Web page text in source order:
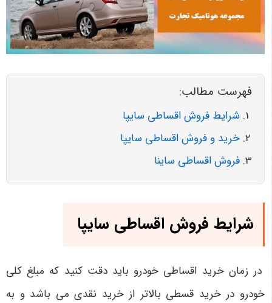
فهرست مطالب:
شرایط فروش اقساطی سایپا
خرید و فروش اقساطی سایپا
فروش اقساطی ساینا
شرایط فروش اقساطی سایپا
در زمان خرید اقساطی خودرو باید دقت کنید که مبلغ کلی
خودرو در خرید قسطی بالاتر از خرید نقدی می‌ باشد و به